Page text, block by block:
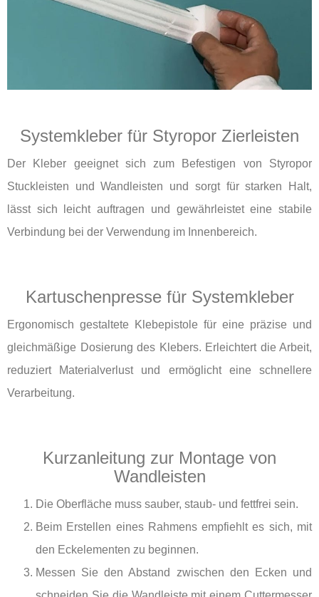
Systemkleber für Styropor Zierleisten
Der Kleber geeignet sich zum Befestigen von Styropor
Stuckleisten und Wandleisten und sorgt für starken Halt,
lässt sich leicht auftragen und gewährleistet eine stabile
Verbindung bei der Verwendung im Innenbereich.
Kartuschenpresse für Systemkleber
Ergonomisch gestaltete Klebepistole für eine präzise und
gleichmäßige Dosierung des Klebers. Erleichtert die Arbeit,
reduziert Materialverlust und ermöglicht eine schnellere
Verarbeitung.
Kurzanleitung zur Montage von
Wandleisten
Die Oberfläche muss sauber, staub- und fettfrei sein.
Beim Erstellen eines Rahmens empfiehlt es sich, mit
den Eckelementen zu beginnen.
Messen Sie den Abstand zwischen den Ecken und